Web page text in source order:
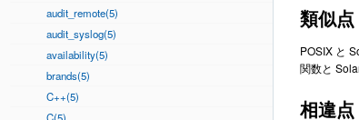
audit_remote(5)
audit_syslog(5)
availability(5)
brands(5)
C++(5)
類似点
POSIX と
関数と
相違点